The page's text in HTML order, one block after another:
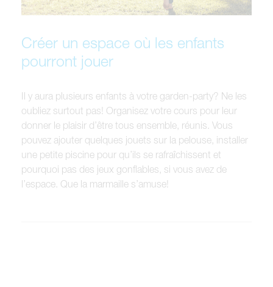
Créer un espace où les enfants
pourront jouer
Il y aura plusieurs enfants à votre garden-party? Ne les
oubliez surtout pas! Organisez votre cours pour leur
donner le plaisir d’être tous ensemble, réunis. Vous
pouvez ajouter quelques jouets sur la pelouse, installer
une petite piscine pour qu’ils se rafraîchissent et
pourquoi pas des jeux gonflables, si vous avez de
l’espace. Que la marmaille s’amuse!